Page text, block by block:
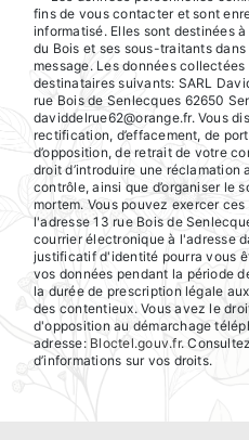
fins de vous contacter et sont
informatisé. Elles sont destinées
du Bois et ses sous-traitants
message. Les données
destinataires suivants: SARL
rue Bois de Senlecques 62650
daviddelrue62@orange.fr. Vous
rectification, d’effacement, de
d’opposition, de retrait de votre
droit d’introduire une réclamation
contrôle, ainsi que d’organiser le
mortem. Vous pouvez exercer
l'adresse 13 rue Bois de
courrier électronique à l'adresse
justificatif d'identité pourra vous
vos données pendant la période
la durée de prescription légale
des contentieux. Vous avez le
d'opposition au démarchage
adresse: Bloctel.gouv.fr.
d’informations sur vos droits.